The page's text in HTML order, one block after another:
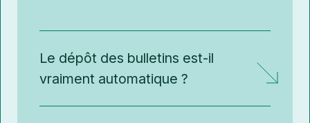
Le dépôt des bulletins est-il
vraiment automatique ?